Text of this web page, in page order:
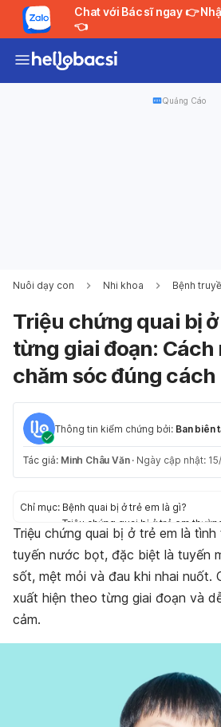
Chat với Bác sĩ ngay 👉 Nhận tư vấn MIỄN PHÍ
👈
Quảng Cáo
Nuôi dạy con Nhi khoa Bệnh
Triệu chứng quai bị
từng giai đoạn: Cách
chăm sóc đúng cách
Thông tin kiểm chứng bởi: Ban biên
Tác giả: Minh Châu Văn · Ngày cập nhật:
Chỉ mục: Bệnh quai bị ở trẻ em là gì?
Triệu chứng quai bị ở trẻ em
Triệu chứng quai bị ở trẻ em qua
Các biến chứng quai bị ở trẻ em
Cách chăm sóc trẻ bị bệnh quai bị
Kết luận
Triệu chứng quai bị ở trẻ em là
tuyến nước bọt, đặc biệt là tuyến
sốt, mệt mỏi và đau khi nhai nuốt.
xuất hiện theo từng giai đoạn và
cảm.